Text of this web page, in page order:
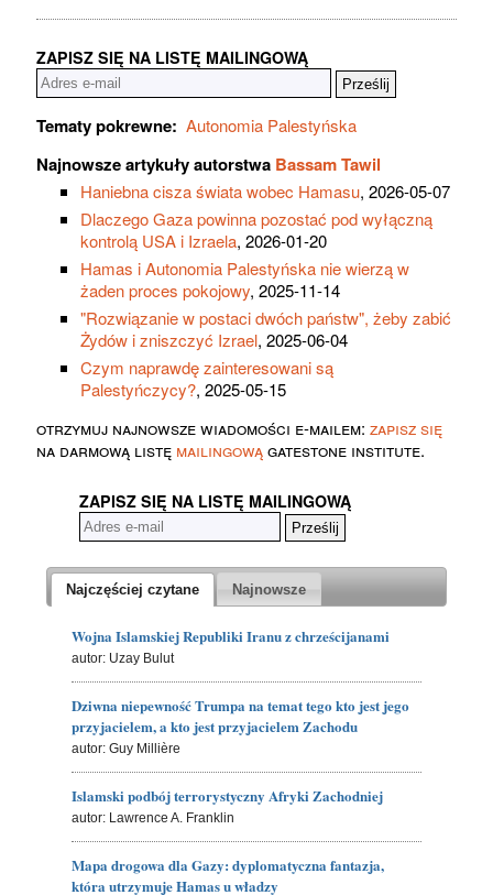
ZAPISZ SIĘ NA LISTĘ MAILINGOWĄ
Tematy pokrewne: Autonomia Palestyńska
Najnowsze artykuły autorstwa Bassam Tawil
Haniebna cisza świata wobec Hamasu, 2026-05-07
Dlaczego Gaza powinna pozostać pod wyłączną
kontrolą USA i Izraela, 2026-01-20
Hamas i Autonomia Palestyńska nie wierzą w
żaden proces pokojowy, 2025-11-14
"Rozwiązanie w postaci dwóch państw", żeby zabić
Żydów i zniszczyć Izrael, 2025-06-04
Czym naprawdę zainteresowani są
Palestyńczycy?, 2025-05-15
otrzymuj najnowsze wiadomości e-mailem: zapisz się
na darmową listę mailingowągatestone institute.
ZAPISZ SIĘ NA LISTĘ MAILINGOWĄ
Najczęściej czytane Najnowsze
Wojna Islamskiej Republiki Iranu z chrześcijanami
autor: Uzay Bulut
Dziwna niepewność Trumpa na temat tego kto jest jego
przyjacielem, a kto jest przyjacielem Zachodu
autor: Guy Millière
Islamski podbój terrorystyczny Afryki Zachodniej
autor: Lawrence A. Franklin
Mapa drogowa dla Gazy: dyplomatyczna fantazja,
która utrzymuje Hamas u władzy